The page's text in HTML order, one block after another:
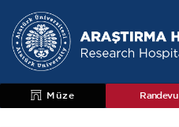
Müze Randevu